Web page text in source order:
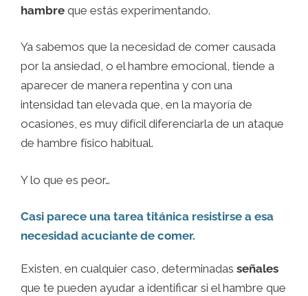
hambre que estás experimentando.
Ya sabemos que la necesidad de comer causada
por la ansiedad, o el hambre emocional, tiende a
aparecer de manera repentina y con una
intensidad tan elevada que, en la mayoría de
ocasiones, es muy difícil diferenciarla de un ataque
de hambre físico habitual.
Y lo que es peor…
Casi parece una tarea titánica resistirse a esa
necesidad acuciante de comer.
Existen, en cualquier caso, determinadas señales
que te pueden ayudar a identificar si el hambre que